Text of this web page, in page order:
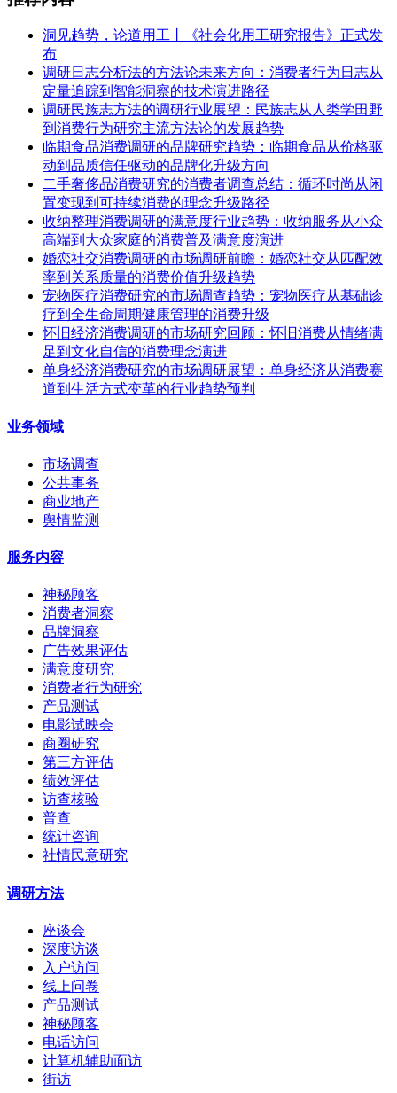
洞见趋势，论道用工丨《社会化用工研究报告》正式发
布
调研日志分析法的方法论未来方向：消费者行为日志从
定量追踪到智能洞察的技术演进路径
调研民族志方法的调研行业展望：民族志从人类学田野
到消费行为研究主流方法论的发展趋势
临期食品消费调研的品牌研究趋势：临期食品从价格驱
动到品质信任驱动的品牌化升级方向
二手奢侈品消费研究的消费者调查总结：循环时尚从闲
置变现到可持续消费的理念升级路径
收纳整理消费调研的满意度行业趋势：收纳服务从小众
高端到大众家庭的消费普及满意度演进
婚恋社交消费调研的市场调研前瞻：婚恋社交从匹配效
率到关系质量的消费价值升级趋势
宠物医疗消费研究的市场调查趋势：宠物医疗从基础诊
疗到全生命周期健康管理的消费升级
怀旧经济消费调研的市场研究回顾：怀旧消费从情绪满
足到文化自信的消费理念演进
单身经济消费研究的市场调研展望：单身经济从消费赛
道到生活方式变革的行业趋势预判
业务领域
市场调查
公共事务
商业地产
舆情监测
服务内容
神秘顾客
消费者洞察
品牌洞察
广告效果评估
满意度研究
消费者行为研究
产品测试
电影试映会
商圈研究
第三方评估
绩效评估
访查核验
普查
统计咨询
社情民意研究
调研方法
座谈会
深度访谈
入户访问
线上问卷
产品测试
神秘顾客
电话访问
计算机辅助面访
街访